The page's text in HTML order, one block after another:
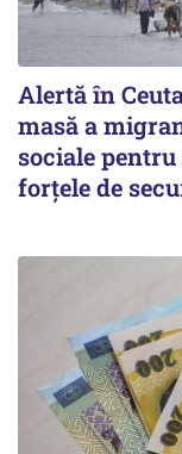
Alertă în
masă a
sociale
forțele de